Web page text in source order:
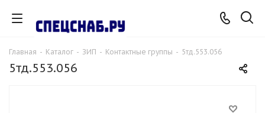
Главная - Каталог - ЗИП - Контактные группы - 5тд.553.056
5тд.553.056